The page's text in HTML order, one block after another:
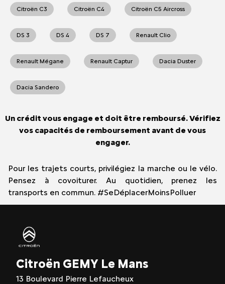
Citroën C3 Citroën C4 Citroën C5 Aircross
DS 3 DS 4 DS 7 Renault Clio
Renault Mégane Renault Captur Dacia Duster
Dacia Sandero
Un crédit vous engage et doit être remboursé. Vérifiez
vos capacités de remboursement avant de vous
engager.
Pour les trajets courts, privilégiez la marche ou le vélo.
Pensez à covoiturer. Au quotidien, prenez les
transports en commun. #SeDéplacerMoinsPolluer
Citroën GEMY Le Mans
13 Boulevard Pierre Lefaucheux